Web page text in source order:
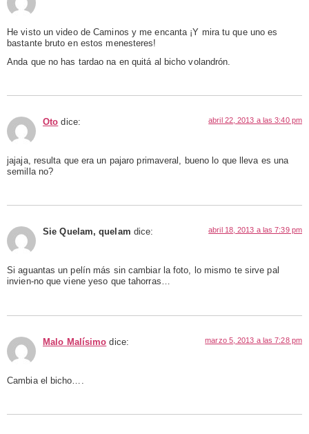
He visto un video de Caminos y me encanta ¡Y mira tu que uno es
bastante bruto en estos menesteres!
Anda que no has tardao na en quitá al bicho volandrón.
Oto dice: abril 22, 2013 a las 3:40 pm
jajaja, resulta que era un pajaro primaveral, bueno lo que lleva es una
semilla no?
Sie Quelam, quelam dice: abril 18, 2013 a las 7:39 pm
Si aguantas un pelín más sin cambiar la foto, lo mismo te sirve pal
invien-no que viene yeso que tahorras…
Malo Malísimo dice: marzo 5, 2013 a las 7:28 pm
Cambia el bicho….